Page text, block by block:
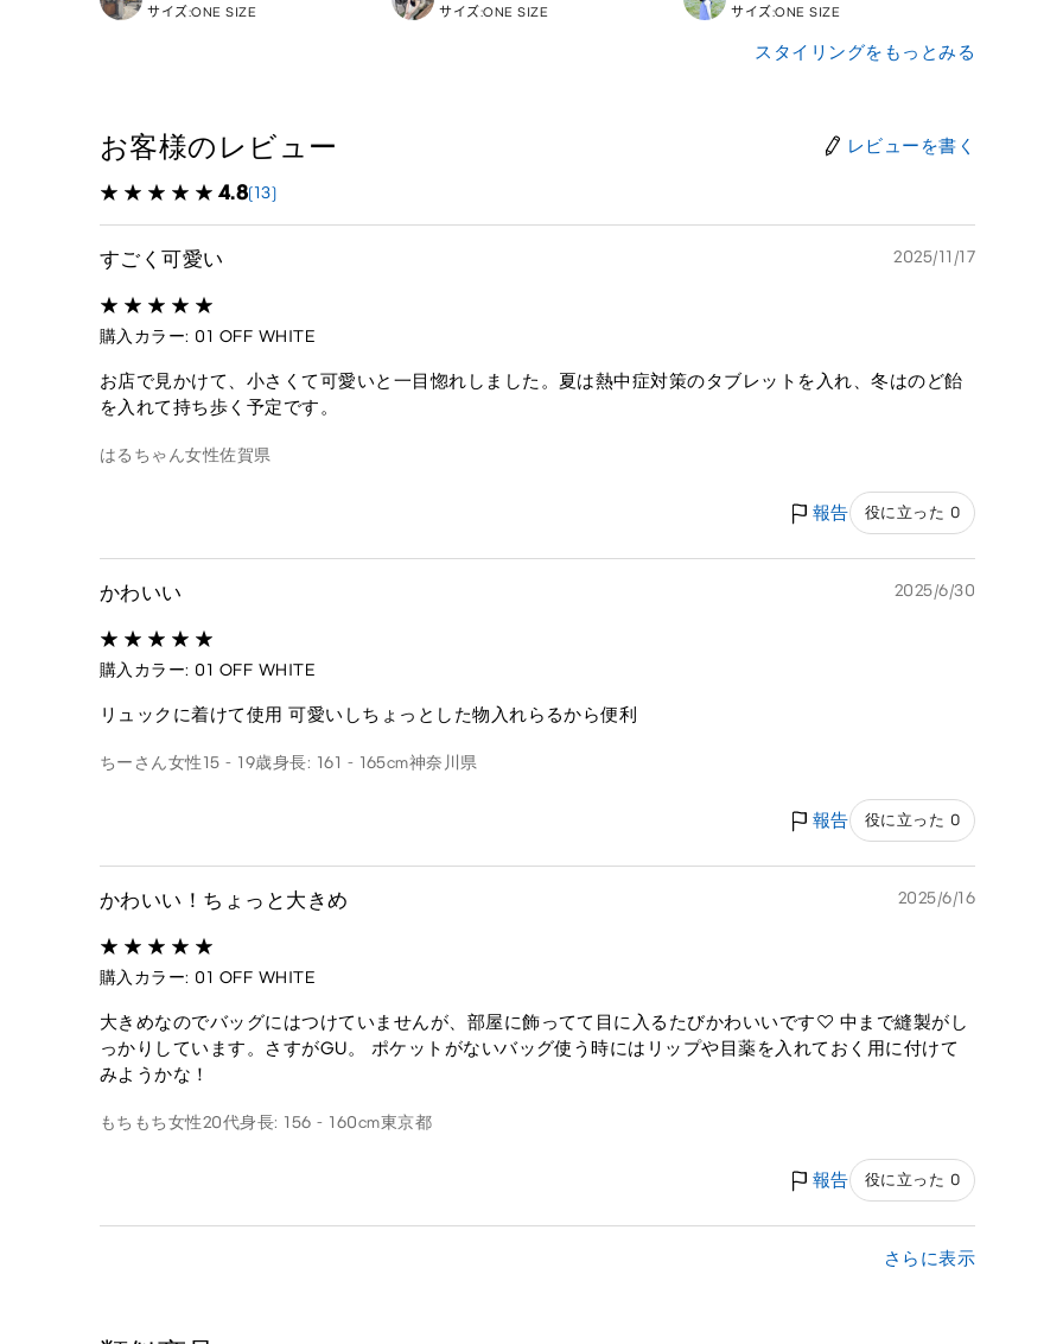
サイズ:ONE SIZE サイズ:ONE SIZE サイズ:ONE SIZE
スタイリングをもっとみる
お客様のレビュー レビューを書く
4.8(13)
すごく可愛い 2025/11/17
購入カラー: 01 OFF WHITE
お店で見かけて、小さくて可愛いと一目惚れしました。夏は熱中症対策のタブレットを入れ、冬はのど飴
を入れて持ち歩く予定です。
はるちゃん女性佐賀県
報告 役に立った 0
かわいい 2025/6/30
購入カラー: 01 OFF WHITE
リュックに着けて使用 可愛いしちょっとした物入れらるから便利
ちーさん女性15 - 19歳身長: 161 - 165cm神奈川県
報告 役に立った 0
かわいい！ちょっと大きめ 2025/6/16
購入カラー: 01 OFF WHITE
大きめなのでバッグにはつけていませんが、部屋に飾ってて目に入るたびかわいいです♡ 中まで縫製がし
っかりしています。さすがGU。 ポケットがないバッグ使う時にはリップや目薬を入れておく用に付けて
みようかな！
もちもち女性20代身長: 156 - 160cm東京都
報告 役に立った 0
さらに表示